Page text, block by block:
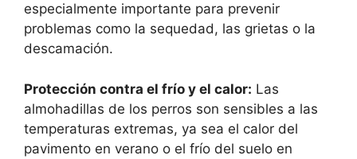
especialmente importante para prevenir
problemas como la sequedad, las grietas o la
descamación.
Protección contra el frío y el calor: Las
almohadillas de los perros son sensibles a las
temperaturas extremas, ya sea el calor del
pavimento en verano o el frío del suelo en